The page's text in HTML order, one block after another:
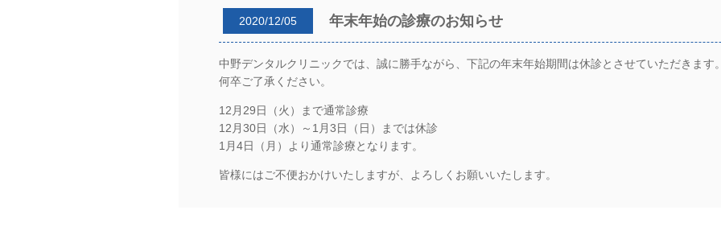
2020/12/05 年末年始の診療のお知らせ
中野デンタルクリニックでは、誠に勝手ながら、下記の年末年始期間は休診とさせていただきます
何卒ご了承ください。
12月29日（火）まで通常診療
12月30日（水）～1月3日（日）までは休診
1月4日（月）より通常診療となります。
皆様にはご不便おかけいたしますが、よろしくお願いいたします。